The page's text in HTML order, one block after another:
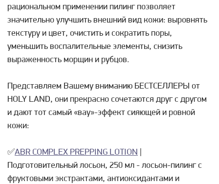
рациональном применении пилинг позволяет
значительно улучшить внешний вид кожи: выровнять
текстуру и цвет, очистить и сократить поры,
уменьшить воспалительные элементы, снизить
выраженность морщин и рубцов.
Представляем Вашему вниманию БЕСТСЕЛЛЕРЫ от
HOLY LAND, они прекрасно сочетаются друг с другом
и дают тот самый «вау»-эффект сияющей и ровной
кожи:
✅ABR COMPLEX PREPPING LOTION
Подготовительный лосьон, 250 мл - лосьон-пилинг с
фруктовыми экстрактами, антиоксидантами и